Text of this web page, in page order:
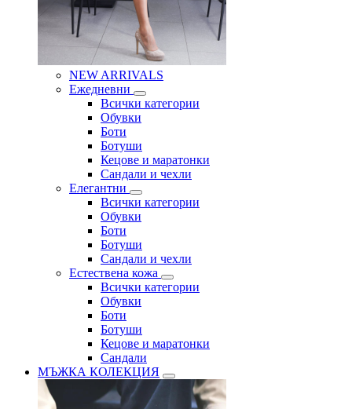
NEW ARRIVALS
Ежедневни
Всички категории
Обувки
Боти
Ботуши
Кецове и маратонки
Сандали и чехли
Елегантни
Всички категории
Обувки
Боти
Ботуши
Сандали и чехли
Естествена кожа
Всички категории
Обувки
Боти
Ботуши
Кецове и маратонки
Сандали
МЪЖКА КОЛЕКЦИЯ